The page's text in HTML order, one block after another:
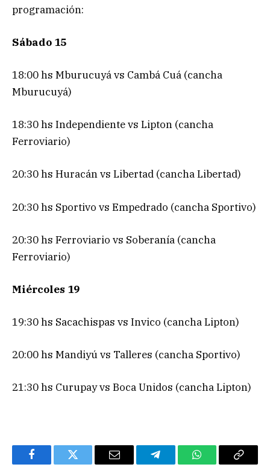
programación:
Sábado 15
18:00 hs Mburucuyá vs Cambá Cuá (cancha
Mburucuyá)
18:30 hs Independiente vs Lipton (cancha
Ferroviario)
20:30 hs Huracán vs Libertad (cancha Libertad)
20:30 hs Sportivo vs Empedrado (cancha Sportivo)
20:30 hs Ferroviario vs Soberanía (cancha
Ferroviario)
Miércoles 19
19:30 hs Sacachispas vs Invico (cancha Lipton)
20:00 hs Mandiyú vs Talleres (cancha Sportivo)
21:30 hs Curupay vs Boca Unidos (cancha Lipton)
FacebookTwitter Email TelegramWhatsAppCopy